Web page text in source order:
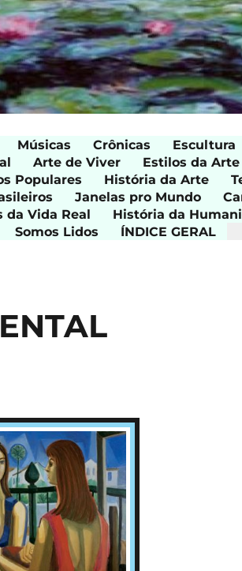
Músicas Crônicas Escultura
Arte de Viver Estilos da Arte
Populares História da Arte
Janelas pro Mundo
da Vida Real História da
Somos Lidos ÍNDICE GERAL